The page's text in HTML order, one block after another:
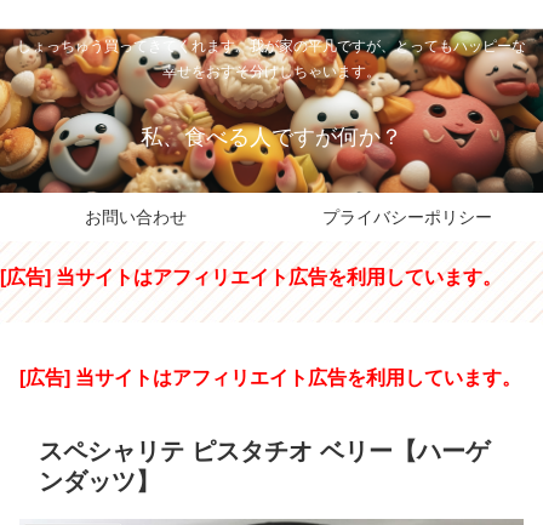
しょっちゅう買ってきてくれます。我が家の平凡ですが、とってもハッピーな
幸せをおすそ分けしちゃいます。
私、食べる人ですが何か？
お問い合わせ プライバシーポリシー
[広告] 当サイトはアフィリエイト広告を利用しています。
[広告] 当サイトはアフィリエイト広告を利用しています。
スペシャリテ ピスタチオ ベリー【ハーゲ
ンダッツ】